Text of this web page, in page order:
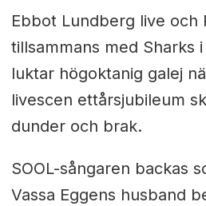
Ebbot Lundberg live och
tillsammans med Sharks
luktar högoktanig galej
livescen ettårsjubileum
dunder och brak.
SOOL-sångaren backas
Vassa Eggens husband